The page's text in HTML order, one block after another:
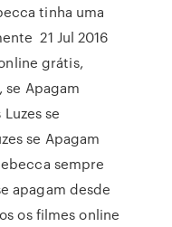
tinha uma
21 Jul 2016
grátis,
Apagam
se
se Apagam
sempre
apagam desde
os filmes online